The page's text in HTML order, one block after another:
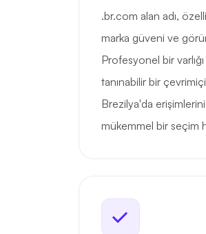
.br.com alan adı,
marka güveni ve
Profesyonel bir
tanınabilir bir
Brezilya'da
mükemmel bir seçim